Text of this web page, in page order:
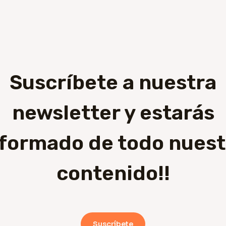
Suscríbete a nuestra
newsletter y estarás
de todo
contenido!!
Suscríbete